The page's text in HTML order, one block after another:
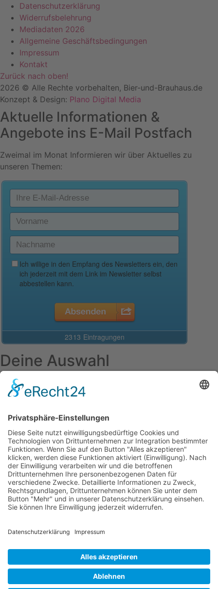
Datenschutzerklärung
Widerrufsbelehrung
Mediadaten 2026
Allgemeine Geschäftsbedingungen
Impressum
Kontakt
Zurück nach oben!
2026 © Alle Rechte vorbehalten, Bier-und-Brauhaus.de
Konzept & Design: Plano Digital Media
Aktuelle Informationen &
Angebote ins E-Mail Postfach
Zweimal im Monat Informieren wir über Aktuelles zu
unseren Themen:
Deine Auswahl
Startseite
Aktuelles Blog
Ausgaben online lesen
Über uns
Startseite
Datenschutzerklärung
Widerrufsbelehrung
Mediadaten 2026
Allgemeine Geschäftsbedingungen
Impressum
Kontakt
Datenschutzerklärung
Widerrufsbelehrung
Mediadaten 2026
Allgemeine Geschäftsbedingungen
Impressum